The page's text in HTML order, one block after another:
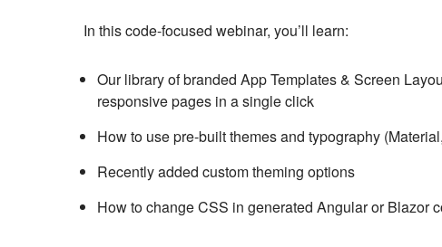
In this code-focused webinar, you’ll learn:
Our library of branded App Templates & Screen
responsive pages in a single click
How to use pre-built themes and typography
Recently added custom theming options
How to change CSS in generated Angular or Blazor